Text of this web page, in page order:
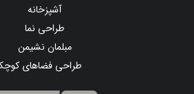
آشپزخانه
طراحی نما
مبلمان نشیمن
طراحی فضاهای کوچک